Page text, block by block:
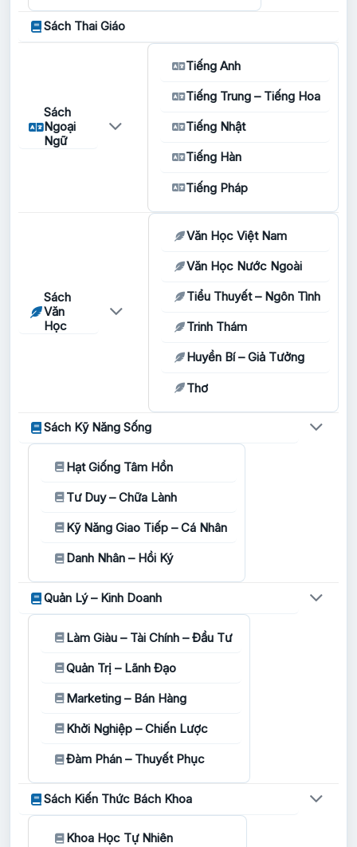
Sách Thai Giáo
Sách
Ngoại
Ngữ
Tiếng Anh
Tiếng Trung – Tiếng Hoa
Tiếng Nhật
Tiếng Hàn
Tiếng Pháp
Sách
Văn
Học
Văn Học Việt Nam
Văn Học Nước Ngoài
Tiểu Thuyết – Ngôn Tình
Trinh Thám
Huyền Bí – Giả Tưởng
Thơ
Sách Kỹ Năng Sống
Hạt Giống Tâm Hồn
Tư Duy – Chữa Lành
Kỹ Năng Giao Tiếp – Cá Nhân
Danh Nhân – Hồi Ký
Quản Lý – Kinh Doanh
Làm Giàu – Tài Chính – Đầu Tư
Quản Trị – Lãnh Đạo
Marketing – Bán Hàng
Khởi Nghiệp – Chiến Lược
Đàm Phán – Thuyết Phục
Sách Kiến Thức Bách Khoa
Khoa Học Tự Nhiên